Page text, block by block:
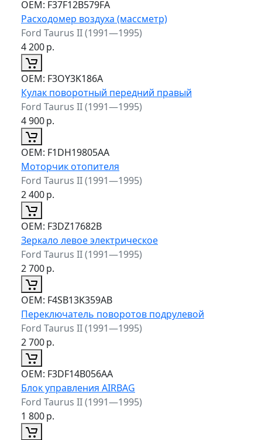
ОЕМ: F37F12B579FA
Расходомер воздуха (массметр)
Ford Taurus II (1991—1995)
4 200р.
ОЕМ: F3OY3K186A
Кулак поворотный передний правый
Ford Taurus II (1991—1995)
4 900р.
ОЕМ: F1DH19805AA
Моторчик отопителя
Ford Taurus II (1991—1995)
2 400р.
ОЕМ: F3DZ17682B
Зеркало левое электрическое
Ford Taurus II (1991—1995)
2 700р.
ОЕМ: F4SB13K359AB
Переключатель поворотов подрулевой
Ford Taurus II (1991—1995)
2 700р.
ОЕМ: F3DF14B056AA
Блок управления AIRBAG
Ford Taurus II (1991—1995)
1 800р.